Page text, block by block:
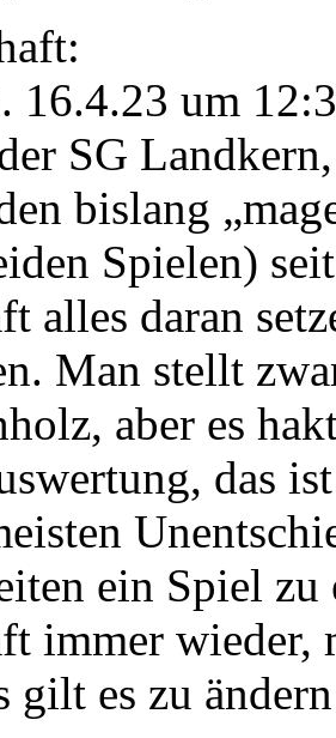
16.4.23 um
SG
bislang
Spielen)
alles daran
Man stellt
aber es
das
ein Spiel zu
immer wieder,
gilt es zu